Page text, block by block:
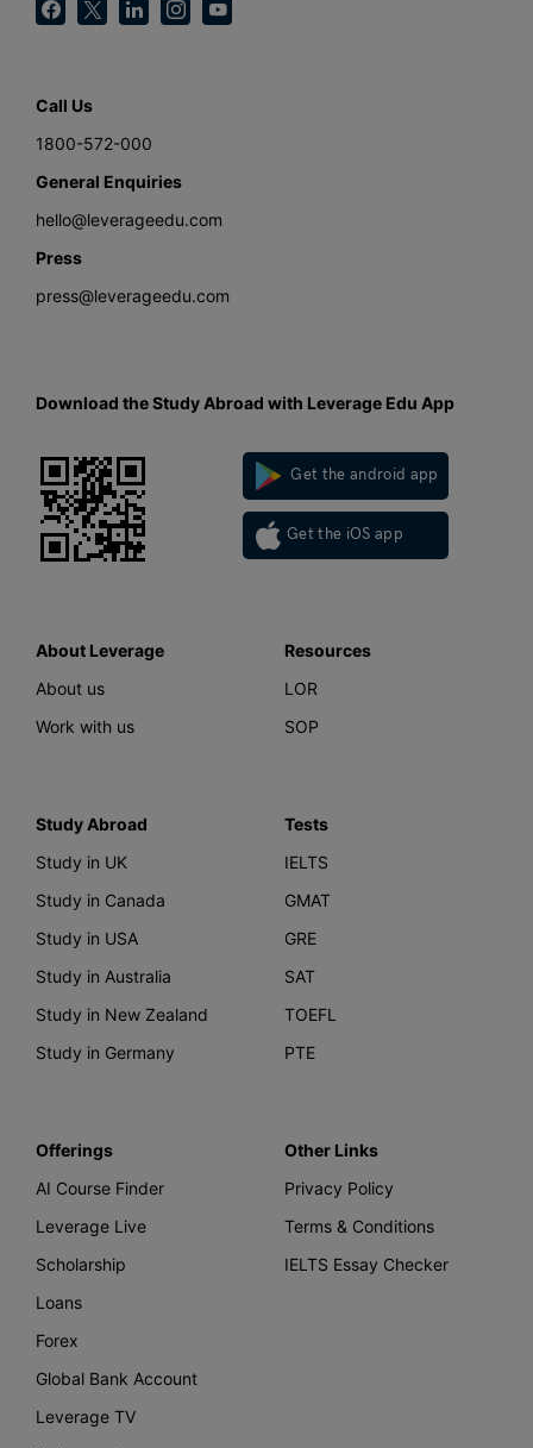
Call Us
1800-572-000
General Enquiries
hello@leverageedu.com
Press
press@leverageedu.com
Download the Study Abroad with Leverage Edu App
Get the android app
Get the iOS app
About Leverage
About us
Work with us
Resources
LOR
SOP
Study Abroad
Study in UK
Study in Canada
Study in USA
Study in Australia
Study in New Zealand
Study in Germany
Tests
IELTS
GMAT
GRE
SAT
TOEFL
PTE
Offerings
AI Course Finder
Leverage Live
Scholarship
Loans
Forex
Global Bank Account
Leverage TV
Other Links
Privacy Policy
Terms & Conditions
IELTS Essay Checker